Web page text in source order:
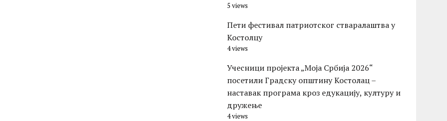
5 views
Пети фестивал патриотског стваралаштва у
Костолцу
4 views
Учесници пројекта „Моја Србија 2026“
посетили Градску општину Костолац –
наставак програма кроз едукацију, културу и
дружење
4 views